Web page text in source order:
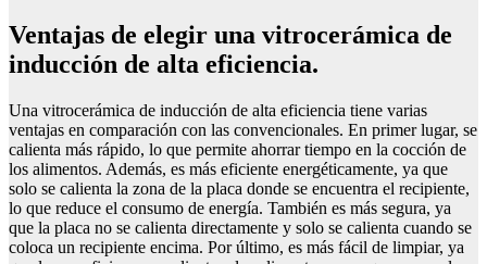
Ventajas de elegir una vitrocerámica de
inducción de alta eficiencia.
Una vitrocerámica de inducción de alta eficiencia tiene varias
ventajas en comparación con las convencionales. En primer lugar, se
calienta más rápido, lo que permite ahorrar tiempo en la cocción de
los alimentos. Además, es más eficiente energéticamente, ya que
solo se calienta la zona de la placa donde se encuentra el recipiente,
lo que reduce el consumo de energía. También es más segura, ya
que la placa no se calienta directamente y solo se calienta cuando se
coloca un recipiente encima. Por último, es más fácil de limpiar, ya